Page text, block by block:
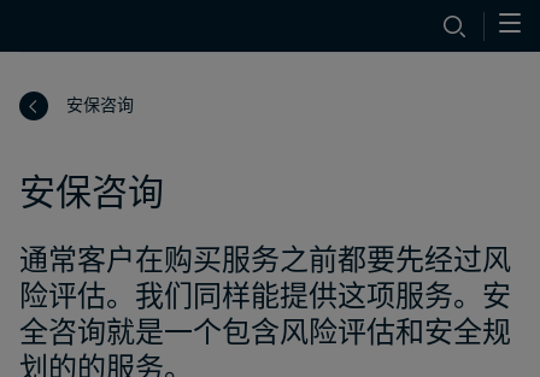
安保咨询
安保咨询
通常客户在购买服务之前都要先经过风
险评估。我们同样能提供这项服务。安
全咨询就是一个包含风险评估和安全规
划的的服务。